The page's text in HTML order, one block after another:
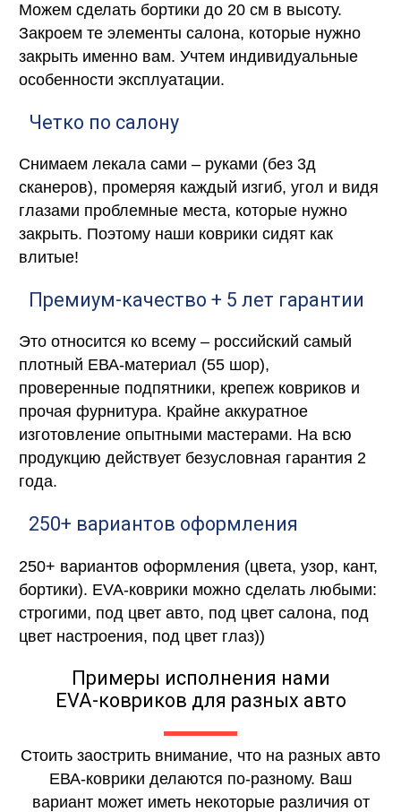
Можем сделать бортики до 20 см в высоту.
Закроем те элементы салона, которые нужно
закрыть именно вам. Учтем индивидуальные
особенности эксплуатации.
Четко по салону
Снимаем лекала сами – руками (без 3д
сканеров), промеряя каждый изгиб, угол и видя
глазами проблемные места, которые нужно
закрыть. Поэтому наши коврики сидят как
влитые!
Премиум-качество + 5 лет гарантии
Это относится ко всему – российский самый
плотный ЕВА-материал (55 шор),
проверенные подпятники, крепеж ковриков и
прочая фурнитура. Крайне аккуратное
изготовление опытными мастерами. На всю
продукцию действует безусловная гарантия 2
года.
250+ вариантов оформления
250+ вариантов оформления (цвета, узор, кант,
бортики). EVA-коврики можно сделать любыми:
строгими, под цвет авто, под цвет салона, под
цвет настроения, под цвет глаз))
Примеры исполнения нами
EVA-ковриков для разных авто
Стоить заострить внимание, что на разных авто
ЕВА-коврики делаются по-разному. Ваш
вариант может иметь некоторые различия от